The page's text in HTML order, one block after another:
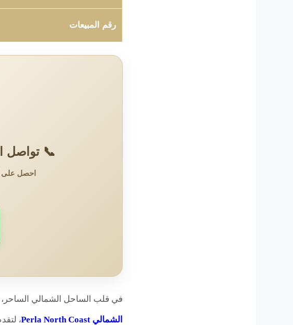
رقم المبيعات
📞 تواصل
احصل على
في قلب الساحل الشمالي
الشمالي Perla North Coast ،